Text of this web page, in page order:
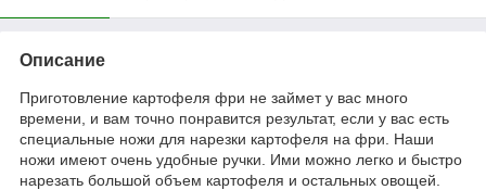
Описание
Приготовление картофеля фри не займет у вас много
времени, и вам точно понравится результат, если у вас есть
специальные ножи для нарезки картофеля на фри. Наши
ножи имеют очень удобные ручки. Ими можно легко и быстро
нарезать большой объем картофеля и остальных овощей.